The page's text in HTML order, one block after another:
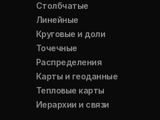
Столбчатые
Линейные
Круговые и доли
Точечные
Распределения
Карты и геоданные
Тепловые карты
Иерархии и связи